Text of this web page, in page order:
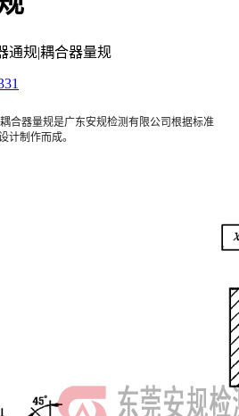
通规|耦合器量规
合器量规是广东安规检测有限公司根据标准
计制作而成。